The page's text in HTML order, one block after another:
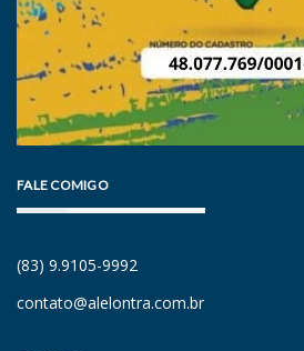
FALE COMIGO
(83) 9.9105-9992
contato@alelontra.com.br